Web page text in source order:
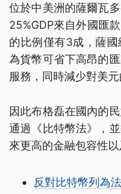
位於中美洲的薩爾瓦
25%GDP來自外國匯
的比例僅有3成，薩
為貨幣可省下高昂的
服務，同時減少對美元
因此布格磊在國內的
通過《比特幣法》，
來更高的金融包容性
反對比特幣列為